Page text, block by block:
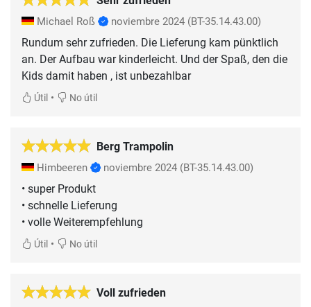
Michael Roß noviembre 2024 (BT-35.14.43.00)
Rundum sehr zufrieden. Die Lieferung kam pünktlich
an. Der Aufbau war kinderleicht. Und der Spaß, den die
Kids damit haben , ist unbezahlbar
Útil • No útil
Berg Trampolin
Himbeeren noviembre 2024 (BT-35.14.43.00)
• super Produkt
• schnelle Lieferung
• volle Weiterempfehlung
Útil • No útil
Voll zufrieden